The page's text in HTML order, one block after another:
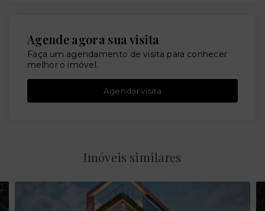
Agende agora sua visita
Faça um agendamento de visita para conhecer
melhor o imóvel.
Agendar visita
Imóveis similares